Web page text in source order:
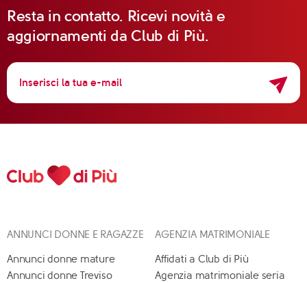
Resta in contatto. Ricevi novità e
aggiornamenti da Club di Più.
ANNUNCI DONNE E RAGAZZE
Annunci donne mature
Annunci donne Treviso
AGENZIA MATRIMONIALE
Affidati a Club di Più
Agenzia matrimoniale seria